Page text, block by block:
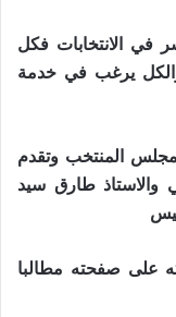
في الانتخابات فكل
والكل يرغب في خدمة
المنتخب وتقدم
والاستاذ طارق سيد
على صفحته مطالبا